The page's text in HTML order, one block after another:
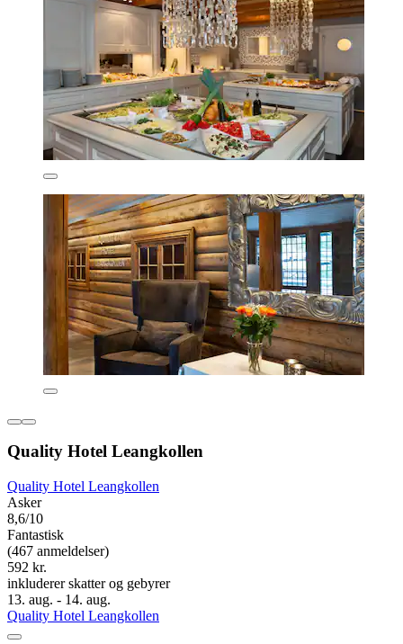
Quality Hotel Leangkollen
Quality Hotel Leangkollen
Asker
8,6/10
Fantastisk
(467 anmeldelser)
592 kr.
inkluderer skatter og gebyrer
13. aug. - 14. aug.
Quality Hotel Leangkollen